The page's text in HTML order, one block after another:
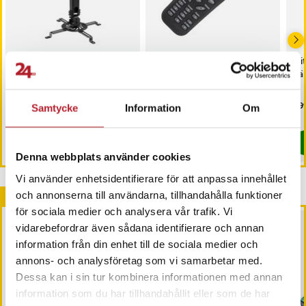
Samtycke Information Om
Denna webbplats använder cookies
Vi använder enhetsidentifierare för att anpassa innehållet
och annonserna till användarna, tillhandahålla funktioner
för sociala medier och analysera vår trafik. Vi
vidarebefordrar även sådana identifierare och annan
information från din enhet till de sociala medier och
annons- och analysföretag som vi samarbetar med.
Dessa kan i sin tur kombinera informationen med annan
information som du har tillhandahållit eller som de har
Universellt Justerbart
takfäste för projektor
:209 kr
209 kr
Fjärrkontroll till Optoma
projektor X115 / EP726S /
Pris:79 kr
79 kr
Andra köpte också
PRESENTTIPS